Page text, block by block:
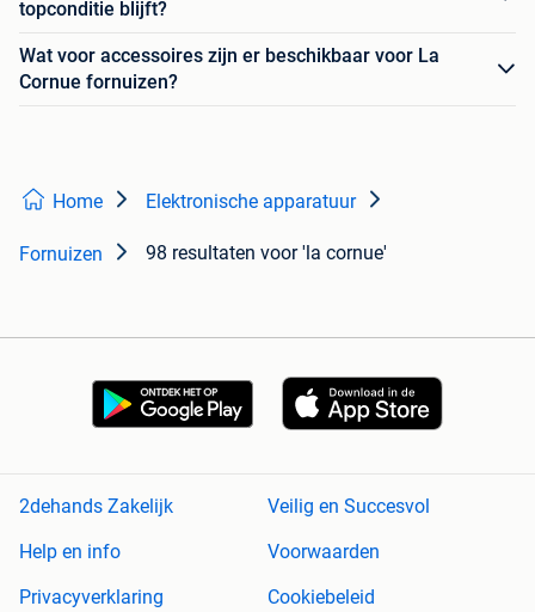
topconditie blijft?
Wat voor accessoires zijn er beschikbaar voor La
Cornue fornuizen?
Home Elektronische apparatuur
Fornuizen 98 resultaten voor 'la cornue'
2dehands Zakelijk
Veilig en Succesvol
Help en info
Voorwaarden
Privacyverklaring
Cookiebeleid